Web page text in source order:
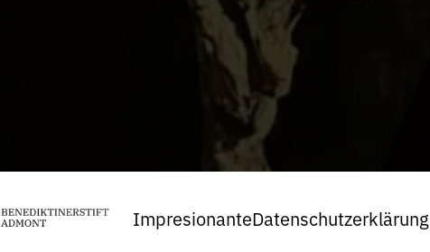
ImpresionanteDatenschutzerklärung